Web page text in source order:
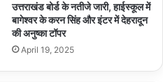
उत्तराखंड बोर्ड के नतीजे जारी, हाईस्कूल में
बागेश्वर के करन सिंह और इंटर में देहरादून
की अनुष्का टॉपर
April 19, 2025